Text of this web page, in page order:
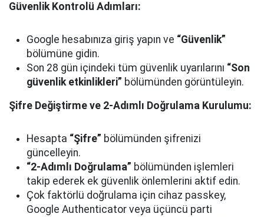
Güvenlik Kontrolü Adımları:
Google hesabınıza giriş yapın ve “Güvenlik”
bölümüne gidin.
Son 28 gün içindeki tüm güvenlik uyarılarını “Son
güvenlik etkinlikleri” bölümünden görüntüleyin.
Şifre Değiştirme ve 2-Adımlı Doğrulama Kurulumu:
Hesapta “Şifre” bölümünden şifrenizi
güncelleyin.
“2-Adımlı Doğrulama” bölümünden işlemleri
takip ederek ek güvenlik önlemlerini aktif edin.
Çok faktörlü doğrulama için cihaz passkey,
Google Authenticator veya üçüncü parti